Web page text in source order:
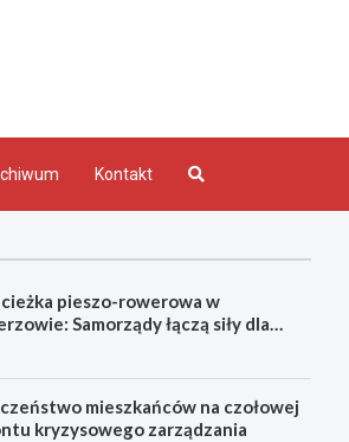
Kontakt
pieszo-rowerowa w
Samorządy łączą siły dla
mieszkańców na czołowej
kryzysowego zarządzania